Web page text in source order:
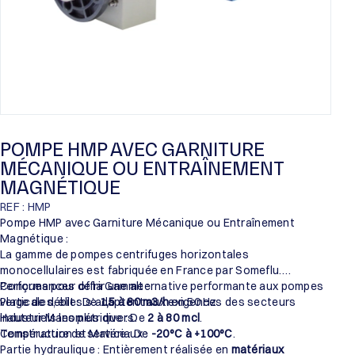
POMPE HMP AVEC GARNITURE
MÉCANIQUE OU ENTRAÎNEMENT
MAGNÉTIQUE
REF : HMP
Pompe HMP avec Garniture Mécanique ou Entraînement
Magnétique :
La gamme de pompes centrifuges horizontales
monocellulaires est fabriquée en France par Someflu.
Conçues pour offrir une alternative performante aux pompes
verticales, elles s’adaptent aux exigences des secteurs
industriels les plus divers.
Performances de la Gamme :
Plage de débit : De1,5 à 80 m3/hen 50 Hz.
Hauteur Manométrique : De 2 à 80 mcl.
Température de service : De -20°C à +100°C.
Construction et Matériaux :
Partie hydraulique : Entièrement réalisée en matériaux